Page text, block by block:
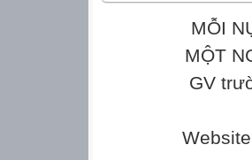
MỖI
MỘT
GV